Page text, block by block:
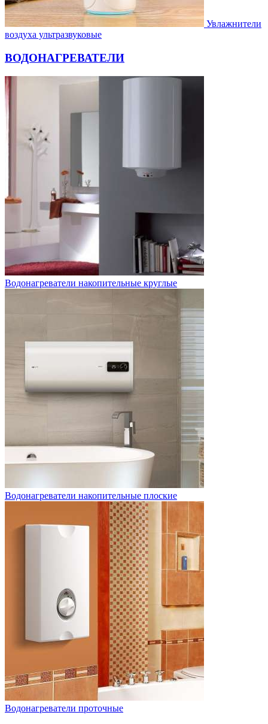
Увлажнители
воздуха ультразвуковые
ВОДОНАГРЕВАТЕЛИ
Водонагреватели накопительные круглые
Водонагреватели накопительные плоские
Водонагреватели проточные